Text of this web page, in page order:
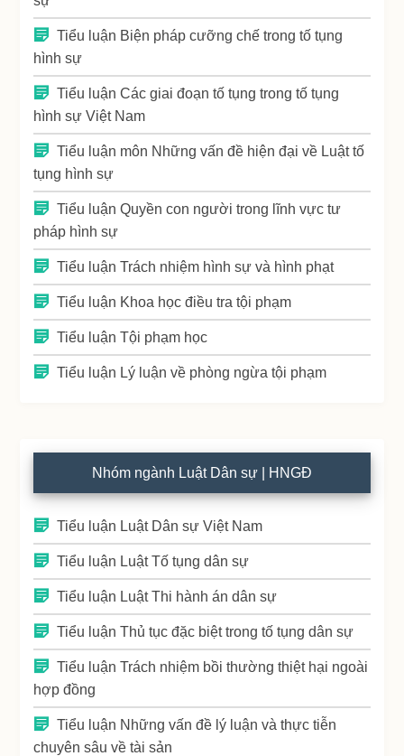
Tiểu luận Biện pháp cưỡng chế trong tố tụng
hình sự
Tiểu luận Các giai đoạn tố tụng trong tố tụng
hình sự Việt Nam
Tiểu luận môn Những vấn đề hiện đại về Luật tố
tụng hình sự
Tiểu luận Quyền con người trong lĩnh vực tư
pháp hình sự
Tiểu luận Trách nhiệm hình sự và hình phạt
Tiểu luận Khoa học điều tra tội phạm
Tiểu luận Tội phạm học
Tiểu luận Lý luận về phòng ngừa tội phạm
Nhóm ngành Luật Dân sự | HNGĐ
Tiểu luận Luật Dân sự Việt Nam
Tiểu luận Luật Tố tụng dân sự
Tiểu luận Luật Thi hành án dân sự
Tiểu luận Thủ tục đặc biệt trong tố tụng dân sự
Tiểu luận Trách nhiệm bồi thường thiệt hại ngoài
hợp đồng
Tiểu luận Những vấn đề lý luận và thực tiễn
chuyên sâu về tài sản